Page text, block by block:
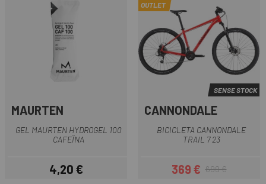
MAURTEN
GEL MAURTEN HYDROGEL 100
CAFEÏNA
Preu
4,20 €
OUTLET
SENSE STOCK
CANNONDALE
BICICLETA CANNONDALE
TRAIL 7 23
Preu
369 €Preu regular
699 €